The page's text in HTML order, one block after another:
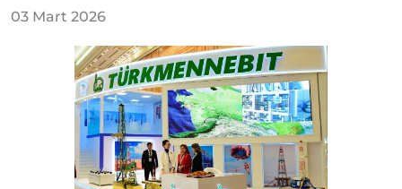
03 Mart 2026